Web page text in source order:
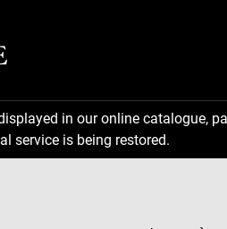
in our online catalogue,
service is being restored.